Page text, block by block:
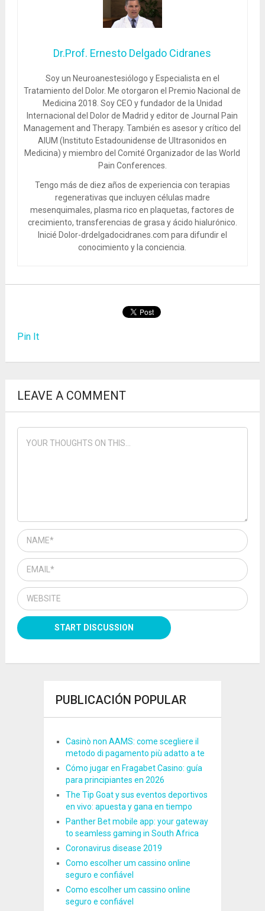
Dr.Prof. Ernesto Delgado Cidranes
Soy un Neuroanestesiólogo y Especialista en el
Tratamiento del Dolor. Me otorgaron el Premio Nacional de
Medicina 2018. Soy CEO y fundador de la Unidad
Internacional del Dolor de Madrid y editor de Journal Pain
Management and Therapy. También es asesor y crítico del
AIUM (Instituto Estadounidense de Ultrasonidos en
Medicina) y miembro del Comité Organizador de las World
Pain Conferences.
Tengo más de diez años de experiencia con terapias
regenerativas que incluyen células madre
mesenquimales, plasma rico en plaquetas, factores de
crecimiento, transferencias de grasa y ácido hialurónico.
Inicié Dolor-drdelgadocidranes.com para difundir el
conocimiento y la conciencia.
Pin It
LEAVE A COMMENT
PUBLICACIÓN POPULAR
Casinò non AAMS: come scegliere il
metodo di pagamento più adatto a te
Cómo jugar en Fragabet Casino: guía
para principiantes en 2026
The Tip Goat y sus eventos deportivos
en vivo: apuesta y gana en tiempo
Panther Bet mobile app: your gateway
to seamless gaming in South Africa
Coronavirus disease 2019
Como escolher um cassino online
seguro e confiável
Como escolher um cassino online
seguro e confiável